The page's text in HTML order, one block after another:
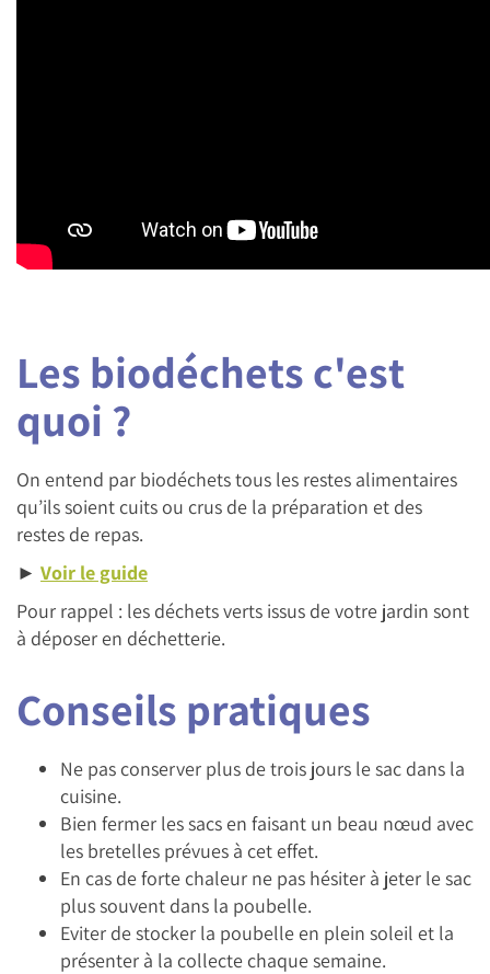
Les biodéchets c'est
quoi ?
On entend par biodéchets tous les restes alimentaires
qu’ils soient cuits ou crus de la préparation et des
restes de repas.
► Voir le guide
Pour rappel : les déchets verts issus de votre jardin sont
à déposer en déchetterie.
Conseils pratiques
Ne pas conserver plus de trois jours le sac dans la
cuisine.
Bien fermer les sacs en faisant un beau nœud avec
les bretelles prévues à cet effet.
En cas de forte chaleur ne pas hésiter à jeter le sac
plus souvent dans la poubelle.
Eviter de stocker la poubelle en plein soleil et la
présenter à la collecte chaque semaine.